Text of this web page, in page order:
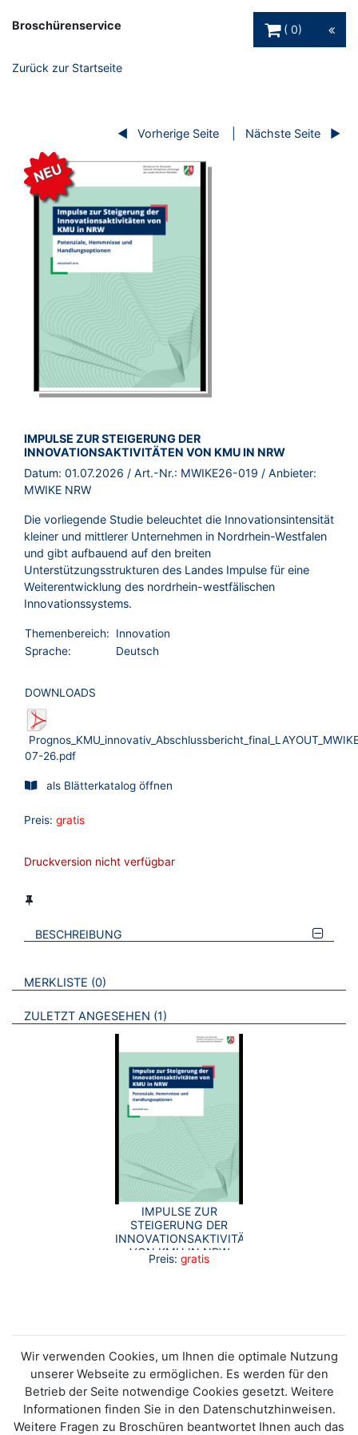
Broschürenservice
0
Zurück zur Startseite
Vorherige Seite Nächste Seite
NEU
BROSCHÜRE:
IMPULSE ZUR STEIGERUNG DER
INNOVATIONSAKTIVITÄTEN VON KMU IN NRW
Datum: 01.07.2026 / Art.-Nr.: MWIKE26-019 / Anbieter:
MWIKE NRW
Die vorliegende Studie beleuchtet die Innovationsintensität
kleiner und mittlerer Unternehmen in Nordrhein-Westfalen
und gibt aufbauend auf den breiten
Unterstützungsstrukturen des Landes Impulse für eine
Weiterentwicklung des nordrhein-westfälischen
Innovationssystems.
Themenbereich:
Innovation
Sprache:
Deutsch
DOWNLOADS
07-26.pdf
als Blätterkatalog öffnen
Preis: gratis
Druckversion nicht verfügbar
BESCHREIBUNG
VERWEISE AUF VERMERKTE- ODER ZULETZT ANGESEHENE
MERKLISTE 0 BROSCHÜREN
ZULETZT ANGESEHEN 1 BROSCHÜREN
IMPULSE ZUR
STEIGERUNG DER
INNOVATIONSAKTIVITÄTEN
VON KMU IN NRW
Preis: gratis
Wir verwenden Cookies, um Ihnen die optimale Nutzung
unserer Webseite zu ermöglichen. Es werden für den
Betrieb der Seite notwendige Cookies gesetzt. Weitere
Informationen finden Sie in den Datenschutzhinweisen.
Weitere Fragen zu Broschüren beantwortet Ihnen auch das